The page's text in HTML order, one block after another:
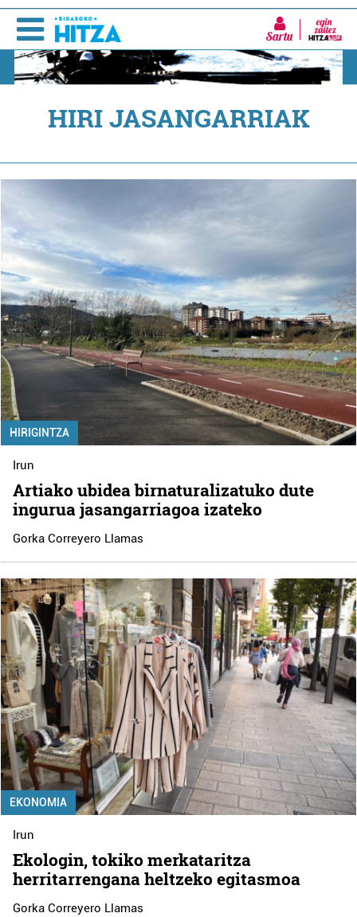
Sartu
HIRI JASANGARRIAK
HIRIGINTZA
Irun
Artiako ubidea birnaturalizatuko dute
ingurua jasangarriagoa izateko
Gorka Correyero Llamas
EKONOMIA
Irun
Ekologin, tokiko merkataritza
herritarrengana heltzeko egitasmoa
Gorka Correyero Llamas